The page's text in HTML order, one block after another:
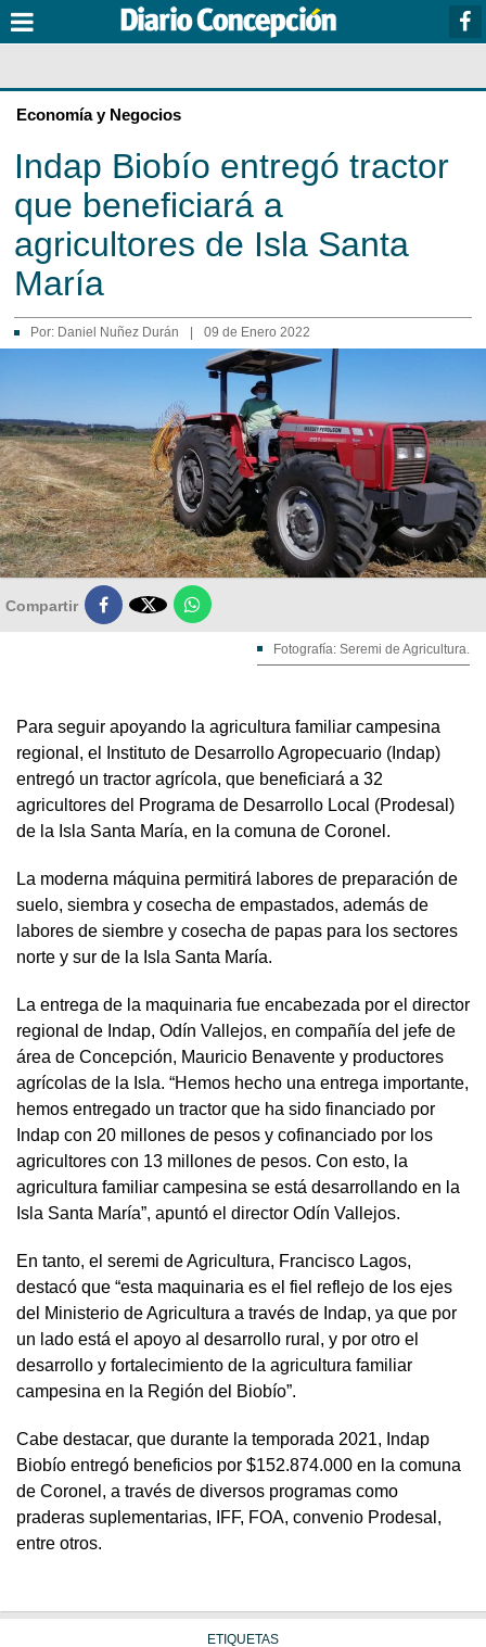
Economía y Negocios
Indap Biobío entregó tractor
que beneficiará a
agricultores de Isla Santa
María
Por: Daniel Nuñez Durán 09 de Enero 2022
Compartir 
Fotografía: Seremi de Agricultura.
Para seguir apoyando la agricultura familiar campesina
regional, el Instituto de Desarrollo Agropecuario (Indap)
entregó un tractor agrícola, que beneficiará a 32
agricultores del Programa de Desarrollo Local (Prodesal)
de la Isla Santa María, en la comuna de Coronel.
La moderna máquina permitirá labores de preparación de
suelo, siembra y cosecha de empastados, además de
labores de siembre y cosecha de papas para los sectores
norte y sur de la Isla Santa María.
La entrega de la maquinaria fue encabezada por el director
regional de Indap, Odín Vallejos, en compañía del jefe de
área de Concepción, Mauricio Benavente y productores
agrícolas de la Isla. “Hemos hecho una entrega importante,
hemos entregado un tractor que ha sido financiado por
Indap con 20 millones de pesos y cofinanciado por los
agricultores con 13 millones de pesos. Con esto, la
agricultura familiar campesina se está desarrollando en la
Isla Santa María”, apuntó el director Odín Vallejos.
En tanto, el seremi de Agricultura, Francisco Lagos,
destacó que “esta maquinaria es el fiel reflejo de los ejes
del Ministerio de Agricultura a través de Indap, ya que por
un lado está el apoyo al desarrollo rural, y por otro el
desarrollo y fortalecimiento de la agricultura familiar
campesina en la Región del Biobío”.
Cabe destacar, que durante la temporada 2021, Indap
Biobío entregó beneficios por $152.874.000 en la comuna
de Coronel, a través de diversos programas como
praderas suplementarias, IFF, FOA, convenio Prodesal,
entre otros.
ETIQUETAS